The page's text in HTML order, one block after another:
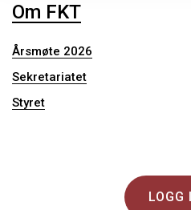
Om FKT
Årsmøte 2026
Sekretariatet
Styret
LOGG